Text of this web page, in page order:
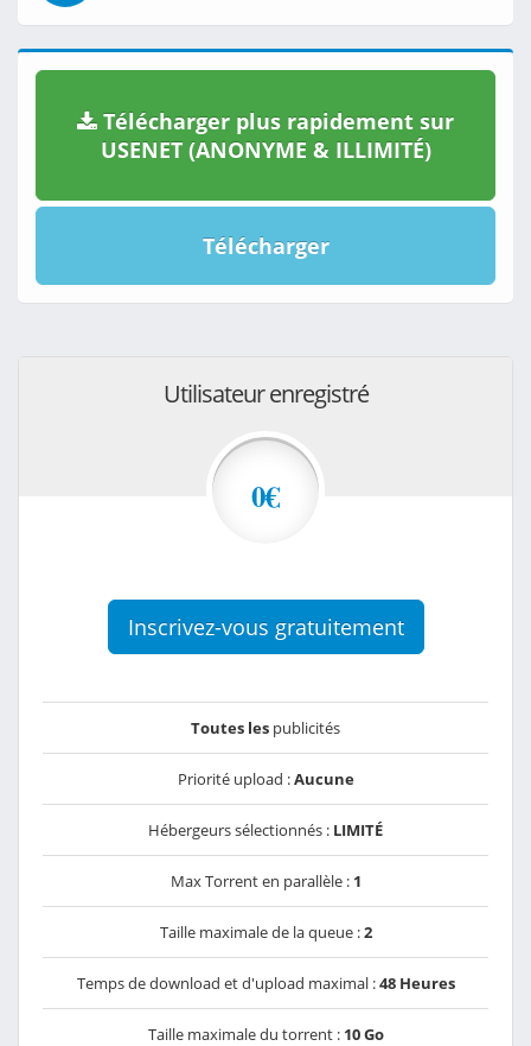
Télécharger plus rapidement sur
USENET (ANONYME & ILLIMITÉ)
Télécharger
Utilisateur enregistré
0€
Inscrivez-vous gratuitement
Toutes les publicités
Priorité upload :Aucune
Hébergeurs sélectionnés : LIMITÉ
Max Torrent en parallèle : 1
Taille maximale de la queue :2
Temps de download et d'upload maximal :48 Heures
Taille maximale du torrent : 10 Go